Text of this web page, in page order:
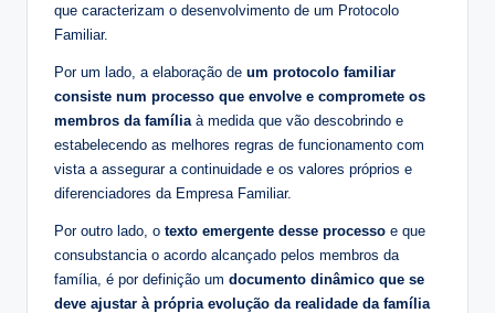
que caracterizam o desenvolvimento de um Protocolo
Familiar.
Por um lado, a elaboração de um protocolo familiar
consiste num processo que envolve e compromete os
membros da família à medida que vão descobrindo e
estabelecendo as melhores regras de funcionamento com
vista a assegurar a continuidade e os valores próprios e
diferenciadores da Empresa Familiar.
Por outro lado, o texto emergente desse processo e que
consubstancia o acordo alcançado pelos membros da
família, é por definição um documento dinâmico que se
deve ajustar à própria evolução da realidade da família